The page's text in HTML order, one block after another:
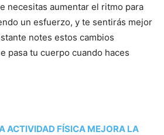
necesitas aumentar el ritmo para
un esfuerzo, y te sentirás mejor
notes estos cambios
pasa tu cuerpo cuando haces
ACTIVIDAD FÍSICA MEJORA LA